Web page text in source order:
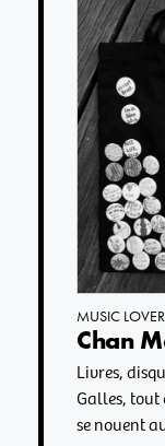
MUSIC LOVER
Chan
Livres,
Galles, tout
se nouent